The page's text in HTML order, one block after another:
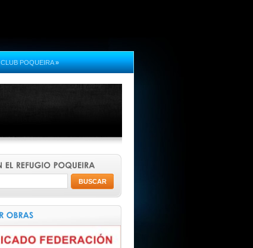
CLUB POQUEIRA »